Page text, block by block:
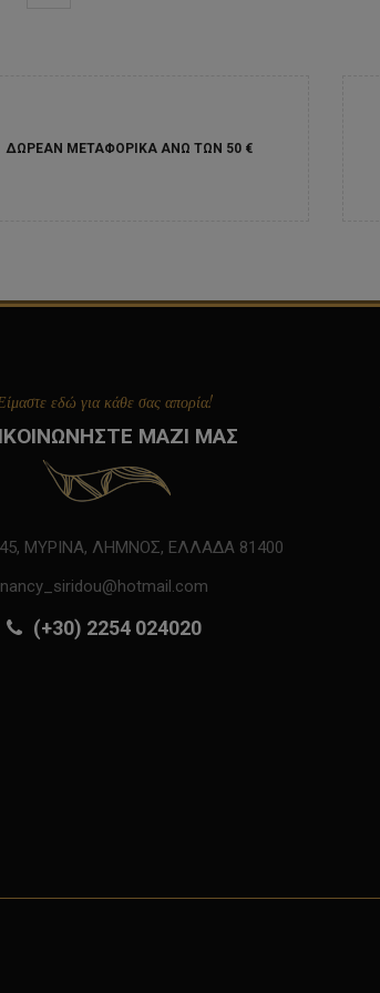
ΔΩΡΕΑΝ ΜΕΤΑΦΟΡΙΚΑ ΑΝΩ ΤΩΝ 50 ‎€
εδώ για κάθε σας απορία!
ΜΑΖΙ ΜΑΣ
ΜΥΡΙΝΑ, ΛΗΜΝΟΣ, ΕΛΛΑΔΑ 81400
nancy_siridou@hotmail.com
(+30) 2254 024020